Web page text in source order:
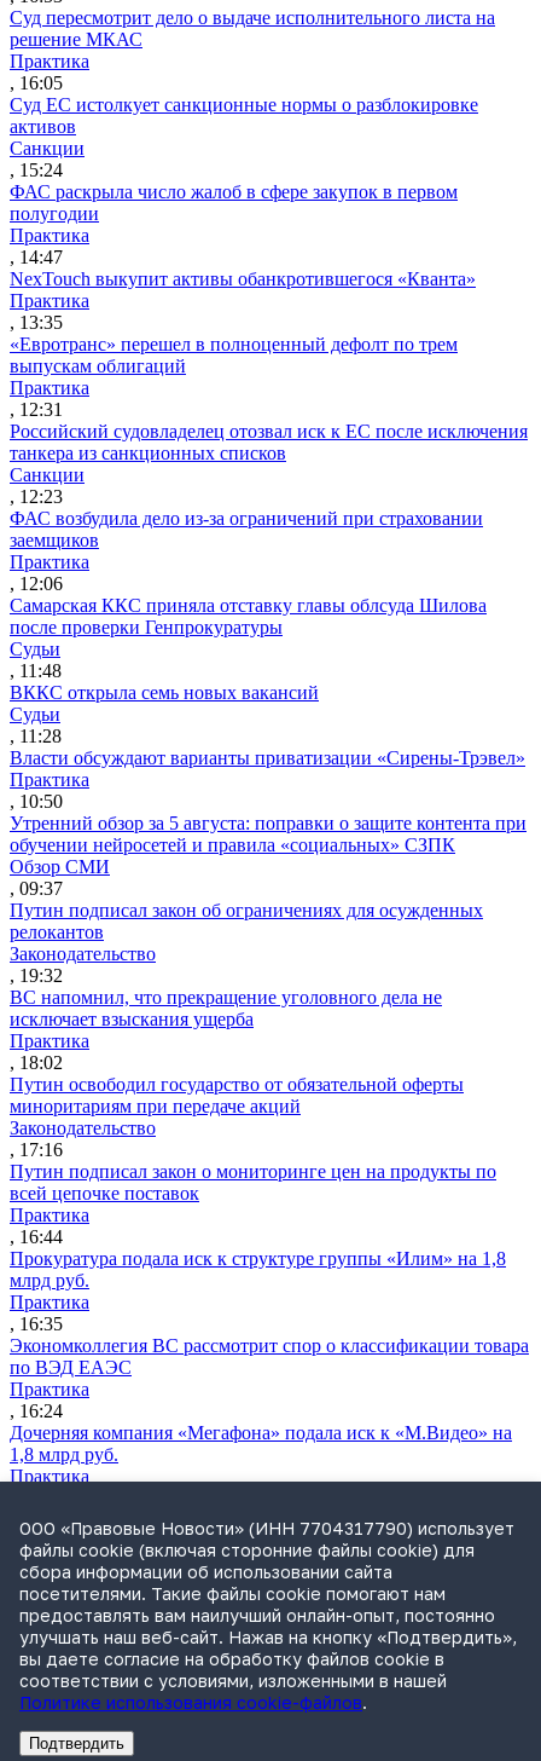
Суд пересмотрит дело о выдаче исполнительного листа на
решение МКАС
Практика
, 16:05
Суд ЕС истолкует санкционные нормы о разблокировке
активов
Санкции
, 15:24
ФАС раскрыла число жалоб в сфере закупок в первом
полугодии
Практика
, 14:47
NexTouch выкупит активы обанкротившегося «Кванта»
Практика
, 13:35
«Евротранс» перешел в полноценный дефолт по трем
выпускам облигаций
Практика
, 12:31
Российский судовладелец отозвал иск к ЕС после исключения
танкера из санкционных списков
Санкции
, 12:23
ФАС возбудила дело из-за ограничений при страховании
заемщиков
Практика
, 12:06
Самарская ККС приняла отставку главы облсуда Шилова
после проверки Генпрокуратуры
Судьи
, 11:48
ВККС открыла семь новых вакансий
Судьи
, 11:28
Власти обсуждают варианты приватизации «Сирены-Трэвел»
Практика
, 10:50
Утренний обзор за 5 августа: поправки о защите контента при
обучении нейросетей и правила «социальных» СЗПК
Обзор СМИ
, 09:37
Путин подписал закон об ограничениях для осужденных
релокантов
Законодательство
, 19:32
ВС напомнил, что прекращение уголовного дела не
исключает взыскания ущерба
Практика
, 18:02
Путин освободил государство от обязательной оферты
миноритариям при передаче акций
Законодательство
, 17:16
Путин подписал закон о мониторинге цен на продукты по
всей цепочке поставок
Практика
, 16:44
Прокуратура подала иск к структуре группы «Илим» на 1,8
млрд руб.
Практика
, 16:35
Экономколлегия ВС рассмотрит спор о классификации товара
по ВЭД ЕАЭС
Практика
, 16:24
Дочерняя компания «Мегафона» подала иск к «М.Видео» на
1,8 млрд руб.
Практика
СИП проверит отмену патента на систему управления
устройствами после возражений «Яндекса»
Практика
, 15:17
Суды 10 стран рассматривают иски российской «дочки»
Google о возврате дивидендов
Международная практика
, 14:09
РекламаАдвокатское бюро Санкт-Петербурга «Вертикаль» ИНН 7841290773
ООО «Правовые Новости» (ИНН 7704317790) использует
файлы cookie (включая сторонние файлы cookie) для
сбора информации об использовании сайта
посетителями. Такие файлы cookie помогают нам
предоставлять вам наилучший онлайн-опыт, постоянно
улучшать наш веб-сайт. Нажав на кнопку «Подтвердить»,
вы даете согласие на обработку файлов cookie в
соответствии с условиями, изложенными в нашей
Политике использования cookie-файлов.
Подтвердить